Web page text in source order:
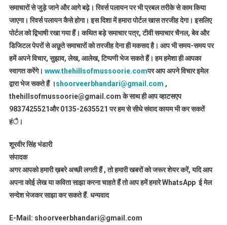
समाचारों से जुड़े जाने और आगे बढ़े। रिवर्स पलायन पर भी प्रबल तरीके से काम किया
जाएगा। रिवर्स पलायन कैसे होगा। इस दिशा में हमारा पोर्टल खास तरजीह देगा। इसलिए
पोर्टल को द्विभाषी रखा गया हैं। कथित बड़े समाचार पत्र, टीवी समाचार चैनल, बेव और
डिजिटल पेपरों से अछूते समाचारों को तरजीह देना ही मकसद है। आप भी समय-समय पर
हमें अपने विचार, सुझाव, लेख, आलेख, टिप्पणी भेज सकते हैं। हम हमेशा ही आपका
स्वागत करेंगे। www.thehillsofmussoorie.comपर आप अपने विचार इमेल
द्वारा भेज सकते हैं ।shoorveerbhandari@gmail.com ,
thehillsofmussoorie@gmail.com के साथ ही आप व्हाटसएप
9837425521और 0135-2635521 पर हम से सीधे संवाद कायम भी कर सकतें
हंै।
शूरवीर सिंह भंडारी
संपादक
अगर आपको हमारी ख़बरे अच्छी लगती हैं , तो हमारी खबरों को जरूर शेयर करें, यदि आप
अपना कोई लेख या कविता साझा करना चाहते हैं तो आप हमें हमारे WhatsApp ई मेल
सन्देश भेजकर साझा कर सकते हैं. धन्यवाद
E-Mail: shoorveerbhandari@gmail.com